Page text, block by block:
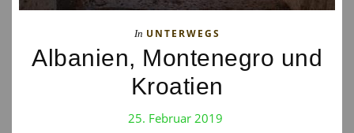
In UNTERWEGS
Albanien, Montenegro und
Kroatien
25. Februar 2019